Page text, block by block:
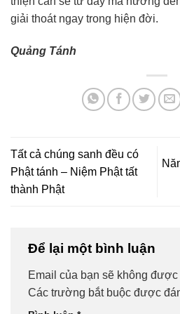
giải thoát ngay trong hiện đời.
Quảng Tánh
Tất cả chúng sanh đều có
Phật tánh – Niệm Phật tất
thành Phật
Để lại một bình luận
Email của bạn sẽ không
Các trường bắt buộc được